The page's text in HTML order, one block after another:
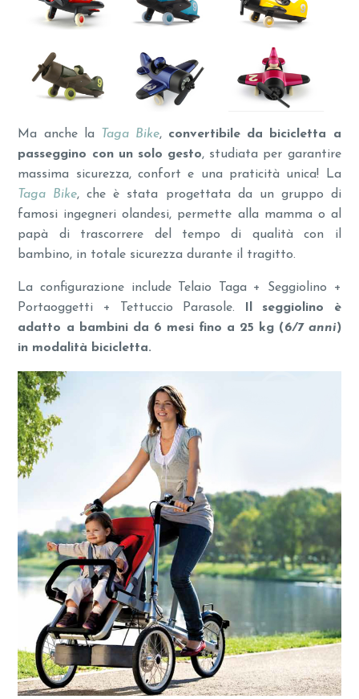
Ma anche la Taga Bike, convertibile da bicicletta a
passeggino con un solo gesto, studiata per garantire
massima sicurezza, confort e una praticità unica! La
Taga Bike, che è stata progettata da un gruppo di
famosi ingegneri olandesi, permette alla mamma o al
papà di trascorrere del tempo di qualità con il
bambino, in totale sicurezza durante il tragitto.
La configurazione include Telaio Taga + Seggiolino +
Portaoggetti + Tettuccio Parasole.
Il seggiolino è
adatto a bambini da 6 mesi fino a 25 kg (6/7 anni)
in modalità bicicletta.